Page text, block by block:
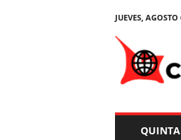
JUEVES,